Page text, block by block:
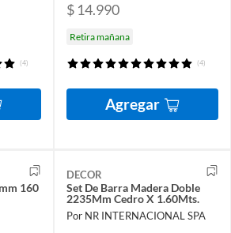
(4)
$ 14.990
Retira mañana
(4)
Agregar
160
DECOR
Set De Barra Madera Doble
2235Mm Cedro X 1.60Mts.
Por NR INTERNACIONAL SPA